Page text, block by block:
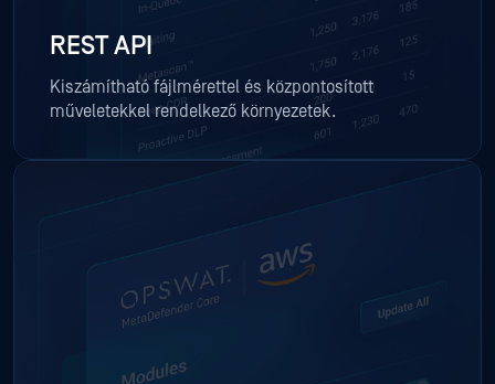
REST API
Kiszámítható fájlmérettel és központosított
műveletekkel rendelkező környezetek.